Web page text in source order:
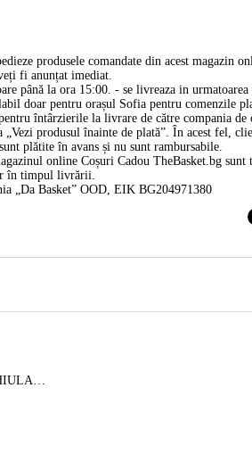
produsele comandate din acest
fi anunțat imediat.
până la ora 15:00. - se livreaza in
doar pentru orașul Sofia pentru comenzile
întârzierile la livrare de către compania de
„Vezi produsul înainte de plată”. În acest fel,
plătite în avans și nu sunt rambursabile.
online Coșuri Cadou TheBasket.bg
în timpul livrării.
„Da Basket” OOD, EIK BG204971380
CUTIE DREPTUNGHIULARA DIN CARTON TIP "VALIZA" NATURA FERMECATA VERDE/AURIE, 34,2 X 25,0 X 11,5 CM, CV053M